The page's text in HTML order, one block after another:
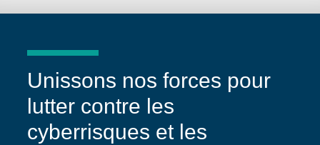
Unissons nos forces pour
lutter contre les
cyberrisques et les